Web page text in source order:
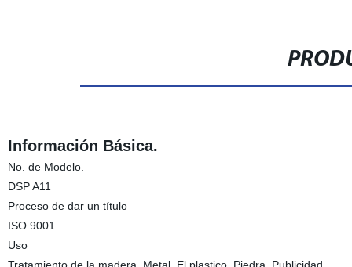
Información Básica.
No. de Modelo.
DSP A11
Proceso de dar un título
ISO 9001
Uso